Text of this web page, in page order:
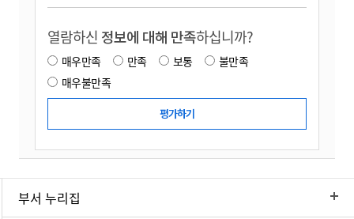
열람하신 정보에 대해 만족하십니까?
매우만족 만족 보통
불만족
매우불만족
부서 누리집